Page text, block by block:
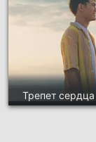
Трепет сердца